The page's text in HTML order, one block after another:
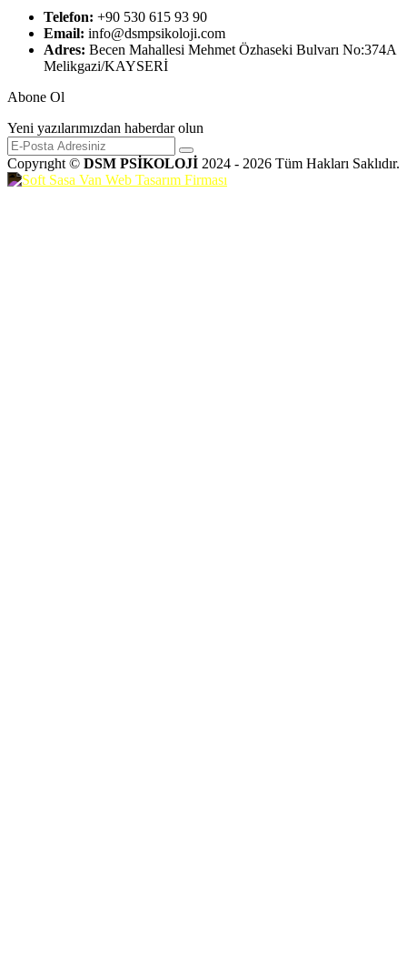
Telefon: +90 530 615 93 90
Email: info@dsmpsikoloji.com
Adres: Becen Mahallesi Mehmet Özhaseki Bulvarı No:374A
Melikgazi/KAYSERİ
Abone Ol
Yeni yazılarımızdan haberdar olun
Copyrıght © DSM PSİKOLOJİ 2024 - 2026 Tüm Hakları Saklıdır.